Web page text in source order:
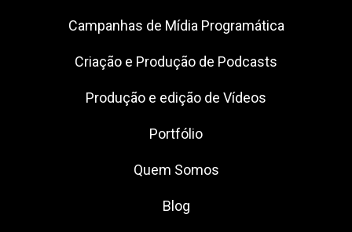
Campanhas de Mídia Programática
Criação e Produção de Podcasts
Produção e edição de Vídeos
Portfólio
Quem Somos
Blog